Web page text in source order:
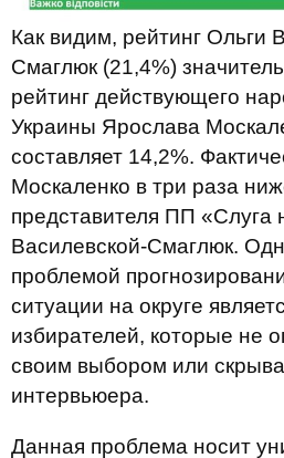
Как видим, рейтинг Ольги
Смаглюк (21,4%)
рейтинг действующего
Украины Ярослава
составляет 14,2%.
Москаленко в три раза
представителя ПП «Слуга
Василевской-Смаглюк.
проблемой
ситуации на округе
избирателей, которые не
своим выбором или
интервьюера.
Данная проблема носит